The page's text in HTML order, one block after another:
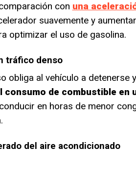
con una
suavemente y
optimizar el uso de gasolina.
tráfico denso
obliga al vehículo a detenerse
consumo de combustible en
en horas de menor
del aire acondicionado